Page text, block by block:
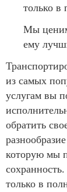
только в
Мы
ему
из самых
услугам вы
обратить
которую мы
только в